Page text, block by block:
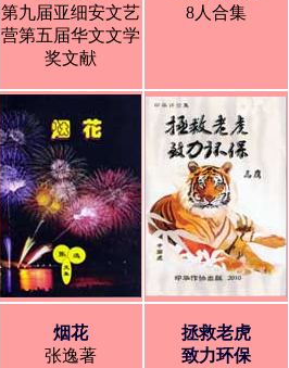
第九届亚细安文艺
营第五届华文文学
奖文献
8人合集
烟花
张逸著
拯救老虎
致力环保